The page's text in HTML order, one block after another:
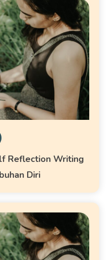
Reflection Writing
Diri